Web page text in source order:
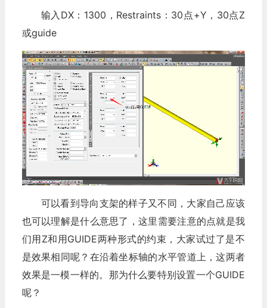
输入DX：1300，Restraints：30点+Y，30点Z
或guide
可以看到导向支架的样子又不同，大家自己应该
也可以理解是什么意思了，这里需要注意的点就是我
们用Z和用GUIDE两种形式的约束，大家试过了是不
是效果相同呢？在沿着坐标轴的水平管道上，这两者
效果是一模一样的。那为什么要特别设置一个GUIDE
呢？